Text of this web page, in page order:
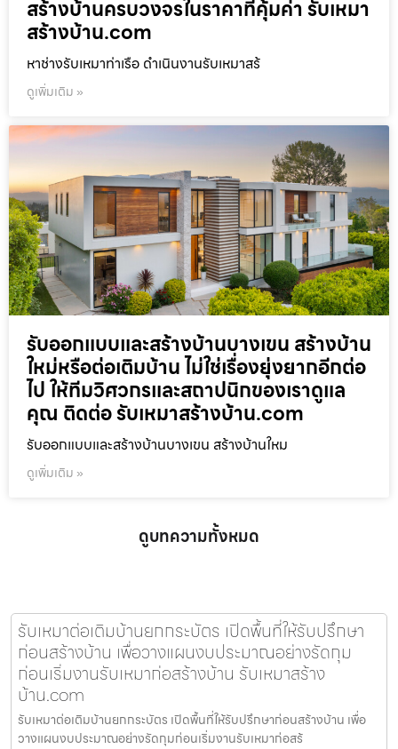
สร้างบ้านครบวงจรในราคาที่คุ้มค่า รับเหมา
สร้างบ้าน.com
หาช่างรับเหมาท่าเรือ ดำเนินงานรับเหมาสร้
ดูเพิ่มเติม »
รับออกแบบและสร้างบ้านบางเขน สร้างบ้าน
ใหม่หรือต่อเติมบ้าน ไม่ใช่เรื่องยุ่งยากอีกต่อ
ไป ให้ทีมวิศวกรและสถาปนิกของเราดูแล
คุณ ติดต่อ รับเหมาสร้างบ้าน.com
รับออกแบบและสร้างบ้านบางเขน สร้างบ้านใหม
ดูเพิ่มเติม »
ดูบทความทั้งหมด
รับเหมาต่อเติมบ้านยกกระบัตร เปิดพื้นที่ให้รับปรึกษา
ก่อนสร้างบ้าน เพื่อวางแผนงบประมาณอย่างรัดกุม
ก่อนเริ่มงานรับเหมาก่อสร้างบ้าน รับเหมาสร้าง
บ้าน.com
รับเหมาต่อเติมบ้านยกกระบัตร เปิดพื้นที่ให้รับปรึกษาก่อนสร้างบ้าน เพื่อ
วางแผนงบประมาณอย่างรัดกุมก่อนเริ่มงานรับเหมาก่อสร้